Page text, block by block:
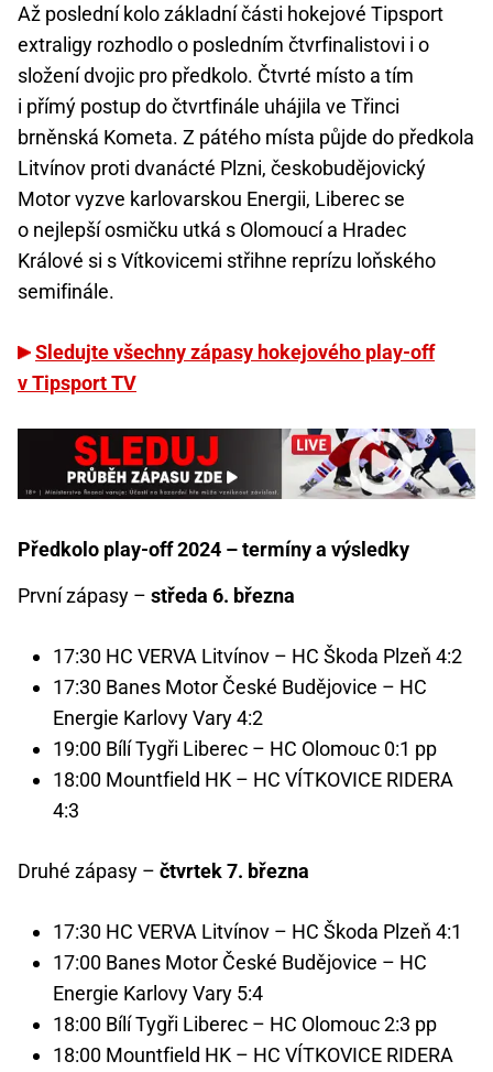
Až poslední kolo základní části hokejové Tipsport
extraligy rozhodlo o posledním čtvrfinalistovi i o
složení dvojic pro předkolo. Čtvrté místo a tím
i přímý postup do čtvrtfinále uhájila ve Třinci
brněnská Kometa. Z pátého místa půjde do předkola
Litvínov proti dvanácté Plzni, českobudějovický
Motor vyzve karlovarskou Energii, Liberec se
o nejlepší osmičku utká s Olomoucí a Hradec
Králové si s Vítkovicemi střihne reprízu loňského
semifinále.
Sledujte všechny zápasy hokejového play-off
v Tipsport TV
Předkolo play-off 2024 – termíny a výsledky
První zápasy – středa 6. března
17:30 HC VERVA Litvínov – HC Škoda Plzeň 4:2
17:30 Banes Motor České Budějovice – HC
Energie Karlovy Vary 4:2
19:00 Bílí Tygři Liberec – HC Olomouc 0:1 pp
18:00 Mountfield HK – HC VÍTKOVICE RIDERA
4:3
Druhé zápasy – čtvrtek 7. března
17:30 HC VERVA Litvínov – HC Škoda Plzeň 4:1
17:00 Banes Motor České Budějovice – HC
Energie Karlovy Vary 5:4
18:00 Bílí Tygři Liberec – HC Olomouc 2:3 pp
18:00 Mountfield HK – HC VÍTKOVICE RIDERA